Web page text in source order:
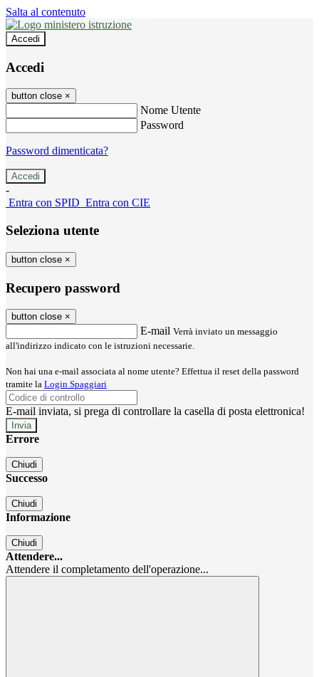
Salta al contenuto
Accedi
Accedi
button close ×
Nome Utente
Password
Password dimenticata?
-
Entra con SPID Entra con CIE
Seleziona utente
button close ×
Recupero password
button close ×
E-mail Verrà inviato un messaggio
all'indirizzo indicato con le istruzioni necessarie.
Non hai una e-mail associata al nome utente? Effettua il reset della password
tramite la Login Spaggiari
E-mail inviata, si prega di controllare la casella di posta elettronica!
Errore
Chiudi
Successo
Chiudi
Informazione
Chiudi
Attendere...
Attendere il completamento dell'operazione...